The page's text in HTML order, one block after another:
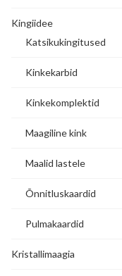
Kingiidee
Katsikukingitused
Kinkekarbid
Kinkekomplektid
Maagiline kink
Maalid lastele
Õnnitluskaardid
Pulmakaardid
Kristallimaagia